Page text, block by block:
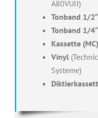
A80VUII)
Tonband 1/
Tonband 1/
Kassette (MC)
Vinyl
Systeme)